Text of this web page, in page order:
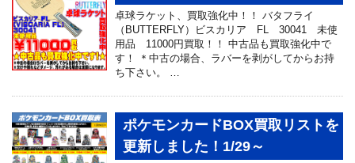
卓球ラケット、買取強化中！！ バタフライ
（BUTTERFLY）ビスカリア FL 30041 未使
用品 11000円買取！！ 中古品も買取強化中で
す！ ＊中古の場合、ラバーを剥がしてからお持
ち下さい。 …
ポケモンカードBOX買取リストを
更新しました！1/29～